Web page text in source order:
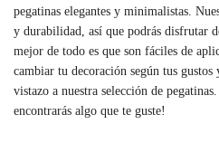
r
pegatinas elegantes y minimalistas.
y durabilidad, así que podrás disfrutar
mejor de todo es que son fáciles de
cambiar tu decoración según tus gustos
vistazo a nuestra selección de
encontrarás algo que te guste!